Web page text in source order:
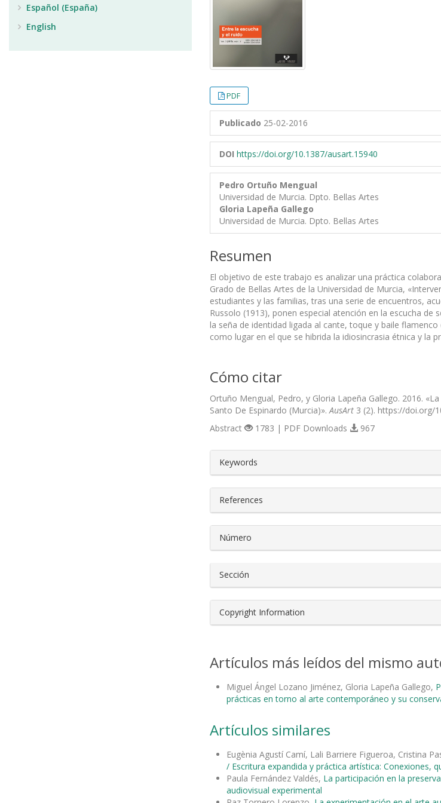
PDF
Publicado 25-02-2016
DOI https://doi.org/10.1387/ausart.15940
Pedro Ortuño Mengual
Universidad de Murcia. Dpto. Bellas Artes
Gloria Lapeña Gallego
Universidad de Murcia. Dpto. Bellas Artes
Resumen
El objetivo de este trabajo es analizar una práctica
Grado de Bellas Artes de la Universidad de Murcia,
estudiantes y las familias, tras una serie de encuentros,
Russolo (1913), ponen especial atención en la escucha
la seña de identidad ligada al cante, toque y baile
como lugar en el que se hibrida la idiosincrasia étnica y la
Cómo citar
Ortuño Mengual, Pedro, y Gloria Lapeña Gallego. 2016.
Santo De Espinardo (Murcia)». AusArt 3 (2). https://doi.org/
Abstract 1783 | PDF Downloads 967
Keywords
References
Número
Sección
Copyright Information
Artículos más leídos del mismo
Miguel Ángel Lozano Jiménez, Gloria Lapeña Gallego,
prácticas en torno al arte contemporáneo y su
Artículos similares
Eugènia Agustí Camí, Lali Barriere Figueroa, Cristina
/ Escritura expandida y práctica artística: Conexiones,
Paula Fernández Valdés, La participación en la
audiovisual experimental
Español (España)
English